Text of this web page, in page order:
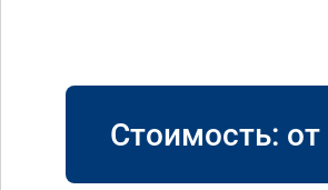
Стоимость: от